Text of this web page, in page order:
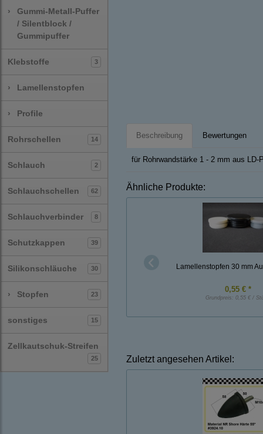
›
Gummi-Metall-Puffer
/ Silentblock /
Gummipuffer
Klebstoffe 3
› Lamellenstopfen
› Profile
Rohrschellen 14
Schlauch 2
Schlauchschellen 62
Schlauchverbinder 8
Schutzkappen 39
Silikonschläuche 30
› Stopfen 23
sonstiges 15
Zellkautschuk-Streifen
25
Beschreibung Bewertungen
für Rohrwandstärke 1 - 2 mm aus LD-
Ähnliche Produkte:
Lamellenstopfen 30 mm
0,55 € *
Grundpreis: 0,55 € /
Zuletzt angesehen Artikel: